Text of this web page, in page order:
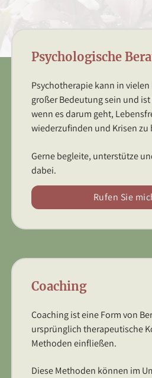
Psychologische
Psychotherapie kann in
großer Bedeutung sein und
wenn es darum geht,
wiederzufinden und Krisen zu
Gerne begleite, unterstütze
dabei.
Rufen Sie
Coaching
Coaching ist eine Form von
ursprünglich therapeutische
Methoden einfließen.
Diese Methoden können im